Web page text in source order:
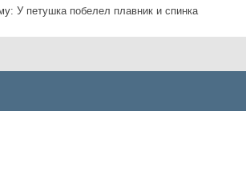
У петушка побелел плавник и спинка